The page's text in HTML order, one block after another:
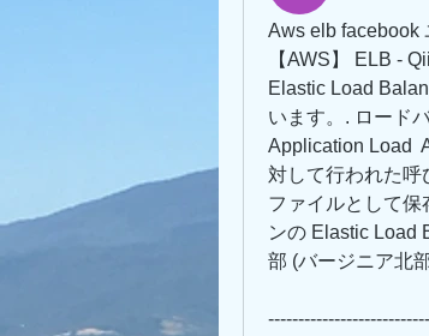
Aws elb facebook
【AWS】 ELB -
Elastic Load
います。. ロード
Application Load
対して行われた
ファイルとして保
ンの Elastic Load
部 (バージニア北